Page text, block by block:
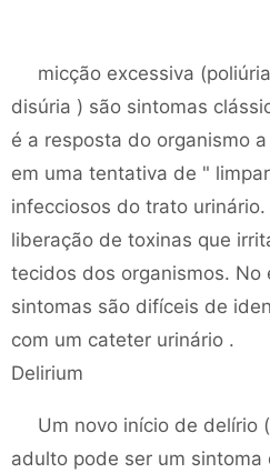
micção excessiva
disúria ) são sintomas
é a resposta do organismo
em uma tentativa de "
infecciosos do trato
liberação de toxinas que
tecidos dos organismos. No
sintomas são difíceis de
com um cateter urinário .
Delirium
Um novo início de delírio
adulto pode ser um sintoma